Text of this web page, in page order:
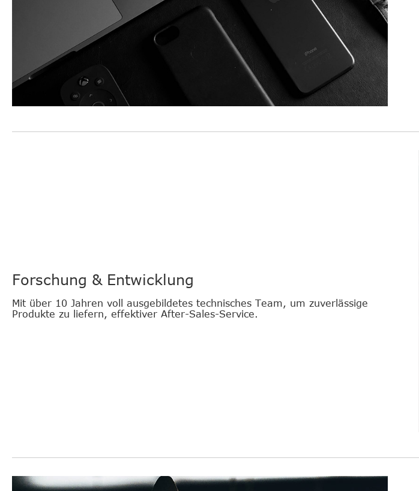
Forschung & Entwicklung
Mit über 10 Jahren voll ausgebildetes technisches Team, um zuverlässige
Produkte zu liefern, effektiver After-Sales-Service.